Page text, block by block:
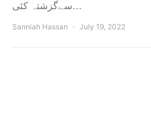
سےگزشتہ کئی…
Sanniah Hassan July 19, 2022